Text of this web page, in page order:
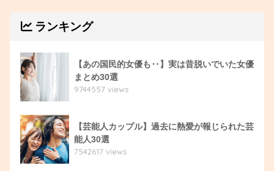
ランキング
【あの国民的女優も‥】実は昔脱いでいた女優
まとめ30選
9744557 views
【芸能人カップル】過去に熱愛が報じられた芸
能人30選
7542617 views